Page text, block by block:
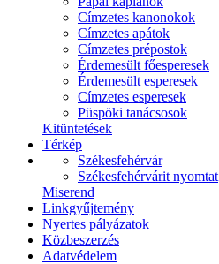
Címzetes kanonokok
Címzetes apátok
Címzetes prépostok
Érdemesült főesperesek
Érdemesült esperesek
Címzetes esperesek
Püspöki tanácsosok
Kitüntetések
Térkép
Székesfehérvár
Székesfehérvárit nyomtat
Miserend
Linkgyűjtemény
Nyertes pályázatok
Közbeszerzés
Adatvédelem